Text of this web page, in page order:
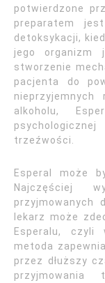
potwierdzone
preparatem
detoksykacji,
jego organizm
stworzenie
pacjenta do
alkoholu,
trzeźwości.
Esperal może
Najczęściej
przyjmowanych
lekarz może
Esperalu, czyli
metoda
przez dłuższy